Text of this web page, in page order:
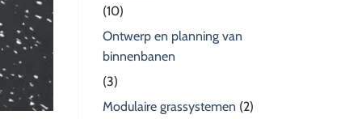
(10)
Ontwerp en planning van
binnenbanen
(3)
Modulaire grassystemen (2)